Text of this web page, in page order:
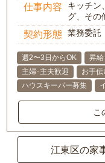
仕事内容
キッチン
グ、その
契約形態 業務委託
週2〜3日からOK 昇給
主婦･主夫歓迎
お手伝
ハウスキーパー募集
こ
江東区の家